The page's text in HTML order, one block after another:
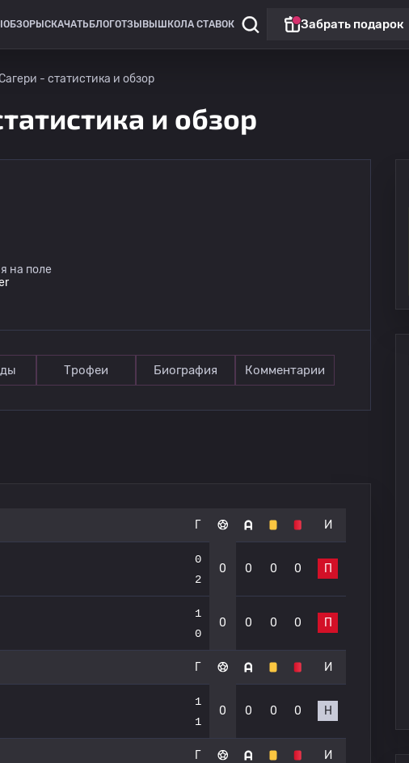
ОБЗОРЫ СКАЧАТЬ БЛОГОТЗЫВЫ ШКОЛА СТАВОК Забрать подарок
- статистика и обзор
и обзор
на поле
Трофеи Биография Комментарии
Г И
0
2
0 0 0 0 П
1
0
0 0 0 0 П
Г И
1
1
0 0 0 0 Н
Г И